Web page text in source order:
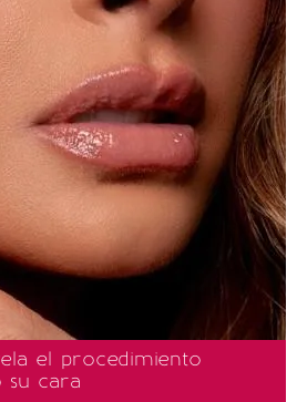
el procedimiento
su cara